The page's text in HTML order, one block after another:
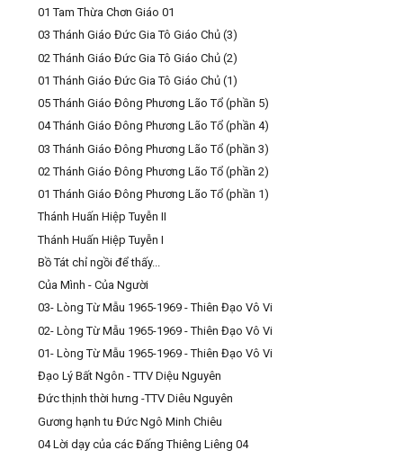
01 Tam Thừa Chơn Giáo 01
03 Thánh Giáo Đức Gia Tô Giáo Chủ (3)
02 Thánh Giáo Đức Gia Tô Giáo Chủ (2)
01 Thánh Giáo Đức Gia Tô Giáo Chủ (1)
05 Thánh Giáo Đông Phương Lão Tổ (phần 5)
04 Thánh Giáo Đông Phương Lão Tổ (phần 4)
03 Thánh Giáo Đông Phương Lão Tổ (phần 3)
02 Thánh Giáo Đông Phương Lão Tổ (phần 2)
01 Thánh Giáo Đông Phương Lão Tổ (phần 1)
Thánh Huấn Hiệp Tuyễn II
Thánh Huấn Hiệp Tuyễn I
Bồ Tát chỉ ngồi để thấy...
Của Mình - Của Người
03- Lòng Từ Mẫu 1965-1969 - Thiên Đạo Vô Vi
02- Lòng Từ Mẫu 1965-1969 - Thiên Đạo Vô Vi
01- Lòng Từ Mẫu 1965-1969 - Thiên Đạo Vô Vi
Đạo Lý Bất Ngôn - TTV Diệu Nguyên
Đức thịnh thời hưng -TTV Diêu Nguyên
Gương hạnh tu Đức Ngô Minh Chiêu
04 Lời dạy của các Đấng Thiêng Liêng 04